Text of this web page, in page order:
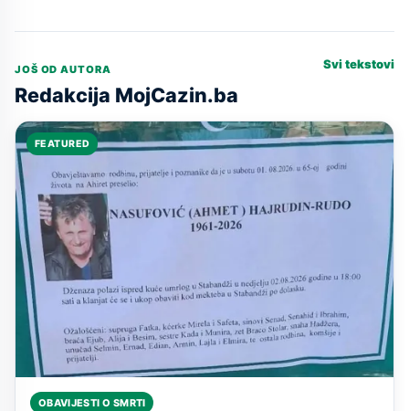
JOŠ OD AUTORA
Redakcija MojCazin.ba
Svi tekstovi
FEATURED
OBAVIJESTI O SMRTI